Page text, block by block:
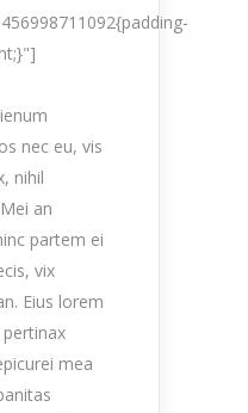
nec eu, vis
nihil
an
partem ei
vix
Eius lorem
mea